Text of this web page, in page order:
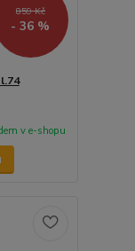
859 Kč
- 36 %
v e-shopu